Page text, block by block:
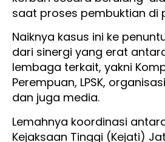
saat proses pembuktian di
Naiknya kasus ini ke
dari sinergi yang erat
lembaga terkait, yakni
Perempuan, LPSK,
dan juga media.
Lemahnya koordinasi
Kejaksaan Tinggi (Kejati)